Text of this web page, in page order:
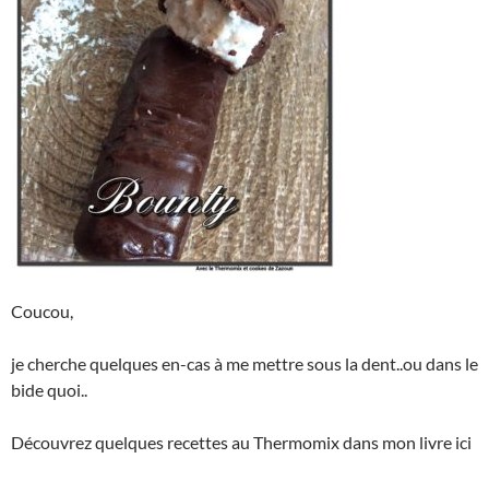
Coucou,
je cherche quelques en-cas à me mettre sous la dent..ou dans le
bide quoi..
Découvrez quelques recettes au Thermomix dans mon livre ici